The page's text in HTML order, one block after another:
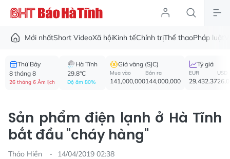
Mới nhấtShort VideoXã hộiKinh tếChính trịThể thaoPháp luật
Thứ Bảy
8 tháng 8
26 tháng 6 Âm lịch
Hà Tĩnh
29.8°C
Độ ẩm 80%
Giá vàng (SJC)
Mua vào
141,000,000
Bán ra
144,000,000
Tỷ giá
EUR
29,432.37
USD
Sản phẩm điện lạnh ở Hà Tĩnh
bắt đầu "cháy hàng"
Thảo Hiền
14/04/2019 02:38